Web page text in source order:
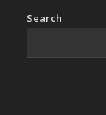
Search